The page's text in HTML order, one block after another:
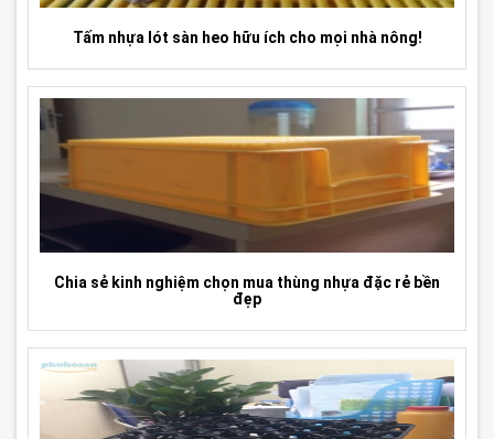
Tấm nhựa lót sàn heo hữu ích cho mọi nhà nông!
Chia sẻ kinh nghiệm chọn mua thùng nhựa đặc rẻ bền
đẹp